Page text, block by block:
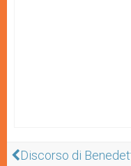
Discorso di